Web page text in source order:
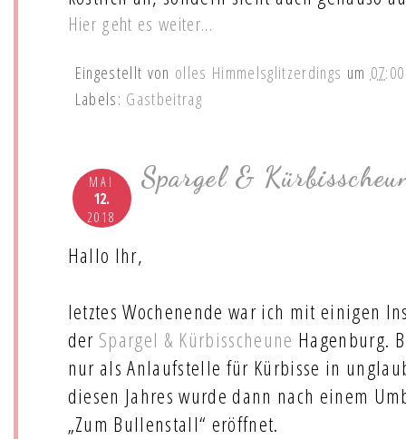
Hier geht es weiter...
Eingestellt von olles Himmelsglitzerdings um 07:00
Labels: Gastbeitrag
MAI
12.
2018
Spargel &
Hallo Ihr,
letztes Wochenende war ich mit einigen
der Spargel & Kürbisscheune Hagenburg.
nur als Anlaufstelle für Kürbisse in
diesen Jahres wurde dann nach einem
„Zum Bullenstall“ eröffnet.